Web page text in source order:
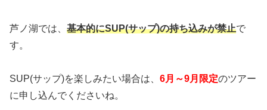
芦ノ湖では、 基本的にSUP(サップ)の持ち込みが禁止で
す。
SUP(サップ)を楽しみたい場合は、 6月～9月限定のツアー
に申し込んでくださいね。